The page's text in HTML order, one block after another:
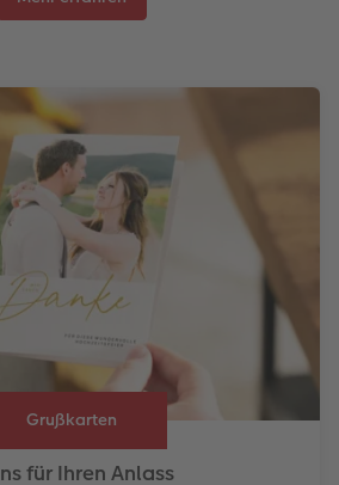
Grußkarten
für Ihren Anlass